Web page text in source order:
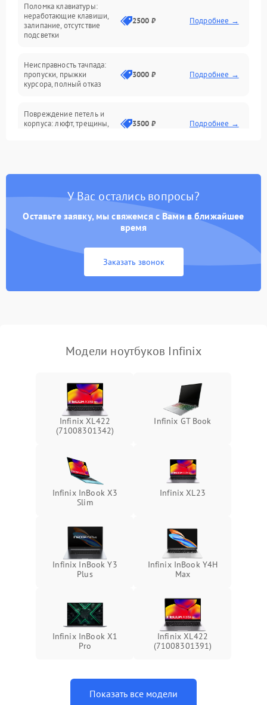
Интерфейсные проблемы
Батарея
Сеть и интернет
Поломка клавиатуры:
неработающие клавиши,
залипание, отсутствие
подсветки
2500 ₽ Подробнее →
Неисправность тачпада:
пропуски, прыжки
курсора, полный отказ
3000 ₽ Подробнее →
Повреждение петель и
корпуса: люфт, трещины,
3500 ₽ Подробнее →
быстрая разрядка,
2500 ₽ Подробнее →
Неисправность зарядного
питания
2000 ₽ Подробнее →
неисправности кулера
пропадание диска
оперативной памяти:
вылеты приложений,
синие экраны
Подробнее →
Проблемы Wi‑Fi или
У Вас остались вопросы?
Оставьте заявку, мы свяжемся с Вами в ближайшее
время
Заказать звонок
Модели ноутбуков Infinix
Infinix XL422
(71008301342)
Infinix GT Book
Infinix InBook X3
Slim
Infinix XL23
Infinix InBook Y3
Plus
Infinix InBook Y4H
Max
Infinix InBook X1
Pro
Infinix XL422
(71008301391)
Показать все модели